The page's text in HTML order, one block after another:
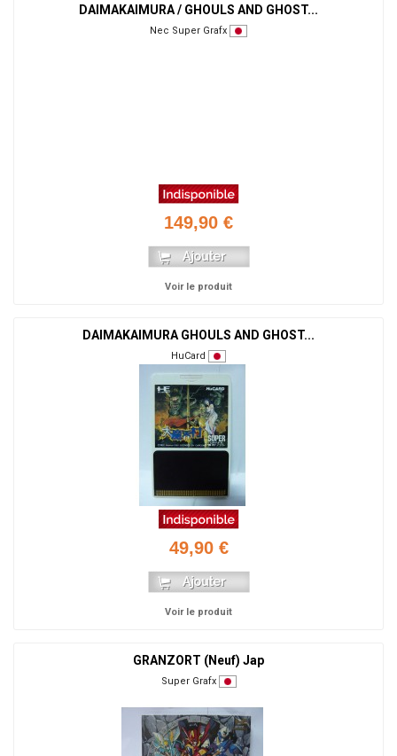
DAIMAKAIMURA / GHOULS AND GHOST...
Nec Super Grafx
149,90 €
Voir le produit
DAIMAKAIMURA GHOULS AND GHOST...
HuCard
49,90 €
Voir le produit
GRANZORT (Neuf) Jap
Super Grafx